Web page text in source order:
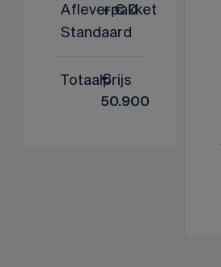
Afleverpakket
Standaard
+ € 0
Totaalprijs
€
50.900